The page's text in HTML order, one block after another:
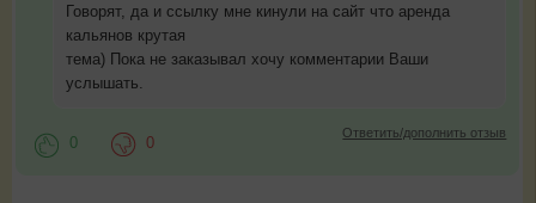
Говорят, да и ссылку мне кинули на сайт что аренда
кальянов крутая
тема) Пока не заказывал хочу комментарии Ваши
услышать.
Ответить/дополнить отзыв
0 0